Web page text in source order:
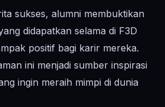
sukses, alumni membuktikan
didapatkan selama di F3D
positif bagi karir mereka.
ini menjadi sumber inspirasi
ingin meraih mimpi di dunia